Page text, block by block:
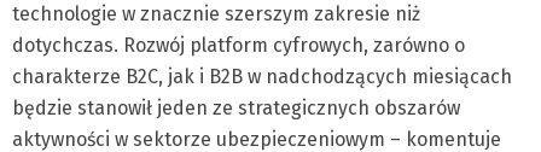
technologie w znacznie szerszym zakresie niż
dotychczas. Rozwój platform cyfrowych, zarówno o
charakterze B2C, jak i B2B w nadchodzących miesiącach
będzie stanowił jeden ze strategicznych obszarów
aktywności w sektorze ubezpieczeniowym – komentuje